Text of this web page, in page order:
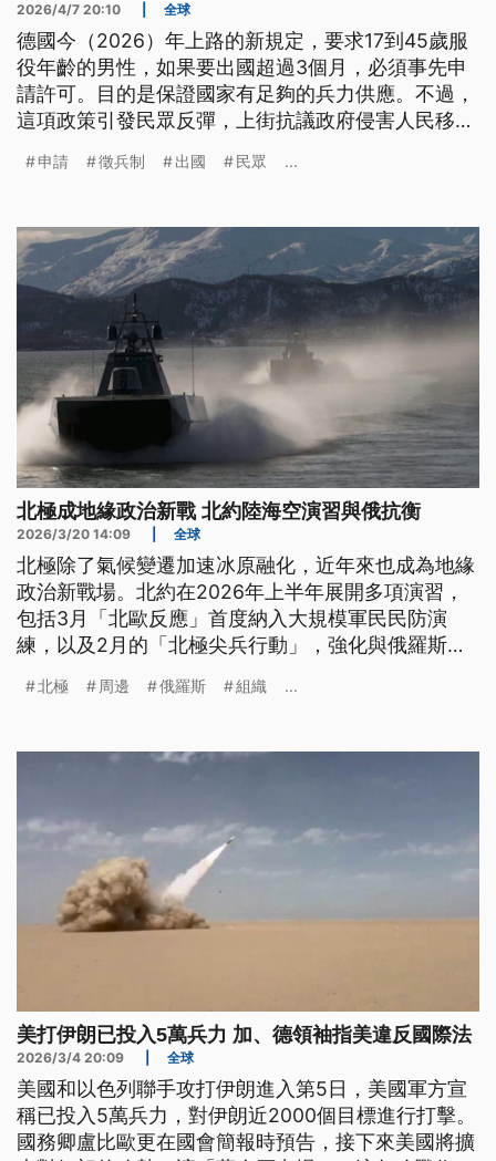
2026/4/7 20:10 全球
德國今（2026）年上路的新規定，要求17到45歲服
役年齡的男性，如果要出國超過3個月，必須事先申
請許可。目的是保證國家有足夠的兵力供應。不過，
這項政策引發民眾反彈，上街抗議政府侵害人民移動
申請 徵兵制 出國 民眾 ...
北極成地緣政治新戰 北約陸海空演習與俄抗衡
2026/3/20 14:09 全球
北極除了氣候變遷加速冰原融化，近年來也成為地緣
政治新戰場。北約在2026年上半年展開多項演習，
包括3月「北歐反應」首度納入大規模軍民民防演
練，以及2月的「北極尖兵行動」，強化與俄羅斯在
經有數十年的布局，歐美的行動仍然明顯落後。
北極 周邊 俄羅斯 組織 ...
美打伊朗已投入5萬兵力 加、德領袖指美違反國際法
2026/3/4 20:09 全球
美國和以色列聯手攻打伊朗進入第5日，美國軍方宣
稱已投入5萬兵力，對伊朗近2000個目標進行打擊。
國務卿盧比歐更在國會簡報時預告，接下來美國將擴